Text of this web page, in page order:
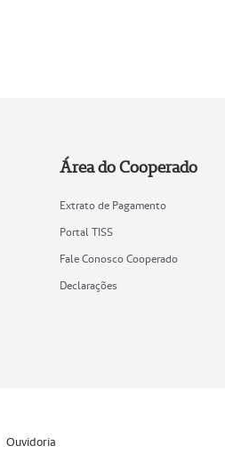
Área do Cooperado
Extrato de Pagamento
Portal TISS
Fale Conosco Cooperado
Declarações
Ouvidoria